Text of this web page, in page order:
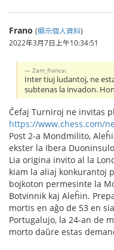
Frano (顯示個人資料)
2022年3月7日上午10:34:51
Zam_franca:
Inter tiuj ludantoj, ne
subtenas la invadon.
Ĉefaj Turniroj ne invitas
https://www.chess.com/
Post 2-a Mondmilito,
ekster la Ibera
Lia origina invito al la
kiam la aliaj konkurantoj
bojkoton permesinte la
Botvinnik kaj Aleĥin.
mortis en aĝo de 53 en
Portugalujo, la 24-an de
morto daŭre estas